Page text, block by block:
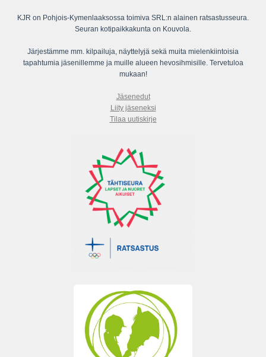
KJR on Pohjois-Kymenlaaksossa toimiva SRL:n alainen ratsastusseura.
Seuran kotipaikkakunta on Kouvola.
Järjestämme mm. kilpailuja, näyttelyjä sekä muita mielenkiintoisia
tapahtumia jäsenillemme ja muille alueen hevosihmisille. Tervetuloa
mukaan!
Jäsenedut
Liity jäseneksi
Tilaa uutiskirje